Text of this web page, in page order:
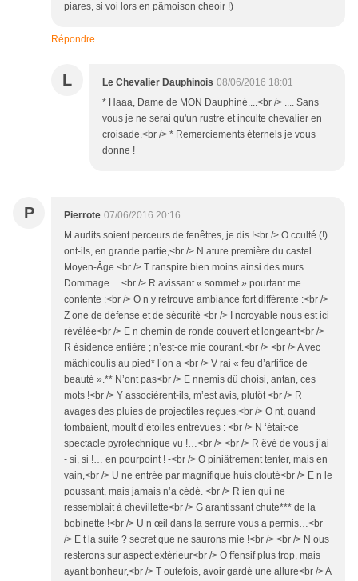
piares, si voi lors en pâmoison cheoir !)
Répondre
L Le Chevalier Dauphinois 08/06/2016 18:01
* Haaa, Dame de MON Dauphiné....<br /> .... Sans
vous je ne serai qu'un rustre et inculte chevalier en
croisade.<br /> * Remerciements éternels je vous
donne !
P Pierrote 07/06/2016 20:16
M audits soient perceurs de fenêtres, je dis !<br /> O cculté (!)
ont-ils, en grande partie,<br /> N ature première du castel.
Moyen-Âge <br /> T ranspire bien moins ainsi des murs.
Dommage… <br /> R avissant « sommet » pourtant me
contente :<br /> O n y retrouve ambiance fort différente :<br />
Z one de défense et de sécurité <br /> I ncroyable nous est ici
révélée<br /> E n chemin de ronde couvert et longeant<br />
R ésidence entière ; n’est-ce mie courant.<br /> <br /> A vec
mâchicoulis au pied* l’on a <br /> V rai « feu d’artifice de
beauté ».** N’ont pas<br /> E nnemis dû choisi, antan, ces
mots !<br /> Y associèrent-ils, m’est avis, plutôt <br /> R
avages des pluies de projectiles reçues.<br /> O nt, quand
tombaient, moult d’étoiles entrevues : <br /> N ‘était-ce
spectacle pyrotechnique vu !…<br /> <br /> R êvé de vous j’ai
- si, si !… en pourpoint ! -<br /> O piniâtrement tenter, mais en
vain,<br /> U ne entrée par magnifique huis clouté<br /> E n le
poussant, mais jamais n’a cédé. <br /> R ien qui ne
ressemblait à chevillette<br /> G arantissant chute*** de la
bobinette !<br /> U n œil dans la serrure vous a permis…<br
/> E t la suite ? secret que ne saurons mie !<br /> <br /> N ous
resterons sur aspect extérieur<br /> O ffensif plus trop, mais
ayant bonheur,<br /> T outefois, avoir gardé une allure<br /> A